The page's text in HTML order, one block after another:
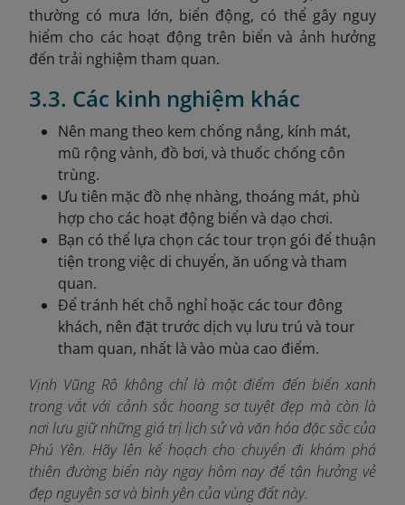
thường có mưa lớn, biển động, có thể gây nguy
hiểm cho các hoạt động trên biển và ảnh hưởng
đến trải nghiệm tham quan.
3.3. Các kinh nghiệm khác
Nên mang theo kem chống nắng, kính mát,
mũ rộng vành, đồ bơi, và thuốc chống côn
trùng.
Ưu tiên mặc đồ nhẹ nhàng, thoáng mát, phù
hợp cho các hoạt động biển và dạo chơi.
Bạn có thể lựa chọn các tour trọn gói để thuận
tiện trong việc di chuyển, ăn uống và tham
quan.
Để tránh hết chỗ nghỉ hoặc các tour đông
khách, nên đặt trước dịch vụ lưu trú và tour
tham quan, nhất là vào mùa cao điểm.
Vịnh Vũng Rô không chỉ là một điểm đến biển xanh
trong vắt với cảnh sắc hoang sơ tuyệt đẹp mà còn là
nơi lưu giữ những giá trị lịch sử và văn hóa đặc sắc của
Phú Yên. Hãy lên kế hoạch cho chuyến đi khám phá
thiên đường biển này ngay hôm nay để tận hưởng vẻ
đẹp nguyên sơ và bình yên của vùng đất này.